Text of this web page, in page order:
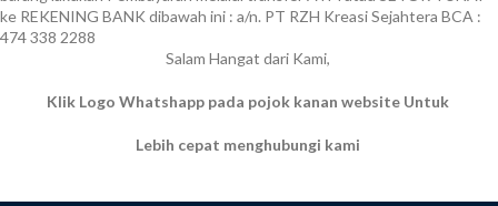
ke REKENING BANK dibawah ini : a/n. PT RZH Kreasi Sejahtera BCA :
474 338 2288
Salam Hangat dari Kami,
Klik Logo Whatshapp pada pojok kanan website Untuk
Lebih cepat menghubungi kami